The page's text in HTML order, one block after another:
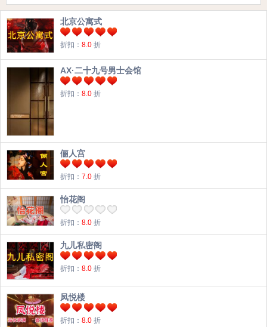
北京公寓式
折扣： 8.0 折
AX·二十九号男士会馆
折扣： 8.0 折
俪人宫
折扣： 7.0 折
怡花阁
折扣： 8.0 折
九儿私密阁
折扣： 8.0 折
凤悦楼
折扣： 8.0 折